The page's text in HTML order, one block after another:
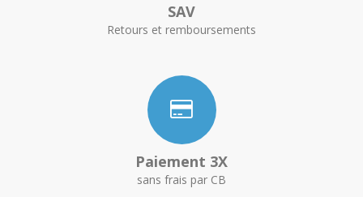
SAV
Retours et remboursements
Paiement 3X
sans frais par CB